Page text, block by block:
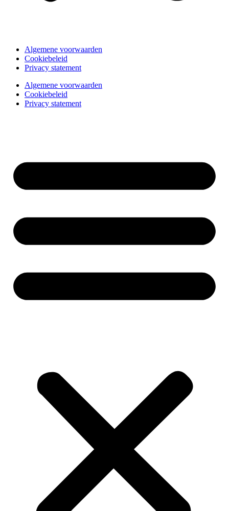
Algemene voorwaarden
Cookiebeleid
Privacy statement
Algemene voorwaarden
Cookiebeleid
Privacy statement